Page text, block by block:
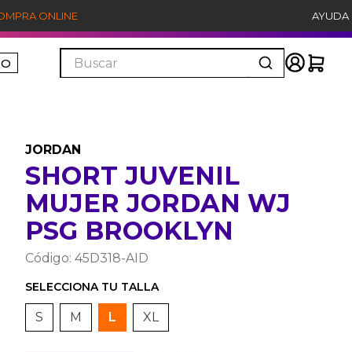
ONLINE AYUDA
Buscar
JORDAN
SHORT JUVENIL
MUJER JORDAN WJ
PSG BROOKLYN
Código: 45D318-AID
S M L XL